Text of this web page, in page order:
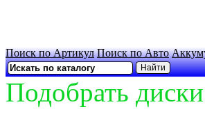
Поиск по Артикул Поиск по Авто
Подобрать